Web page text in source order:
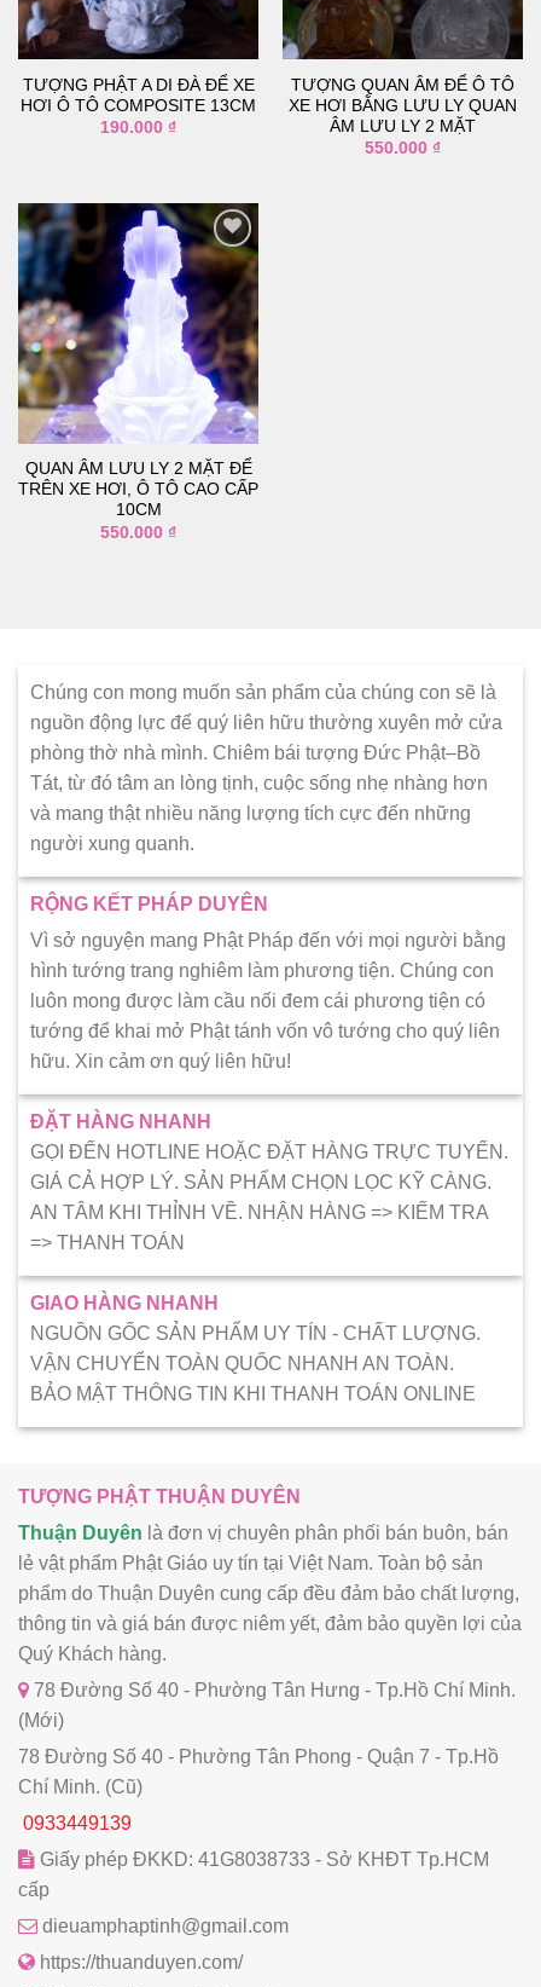
thích
TƯỢNG PHẬT A DI ĐÀ ĐỂ XE
HƠI Ô TÔ COMPOSITE 13CM
190.000 ₫
thích
TƯỢNG QUAN ÂM ĐỂ Ô TÔ
XE HƠI BẰNG LƯU LY QUAN
ÂM LƯU LY 2 MẶT
550.000 ₫
Thêm
vào
danh
sách
yêu
thích
QUAN ÂM LƯU LY 2 MẶT ĐỂ
TRÊN XE HƠI, Ô TÔ CAO CẤP
10CM
550.000 ₫
Chúng con mong muốn sản phẩm của chúng con sẽ là
nguồn động lực để quý liên hữu thường xuyên mở cửa
phòng thờ nhà mình. Chiêm bái tượng Đức Phật–Bồ
Tát, từ đó tâm an lòng tịnh, cuộc sống nhẹ nhàng hơn
và mang thật nhiều năng lượng tích cực đến những
người xung quanh.
RỘNG KẾT PHÁP DUYÊN
Vì sở nguyện mang Phật Pháp đến với mọi người bằng
hình tướng trang nghiêm làm phương tiện. Chúng con
luôn mong được làm cầu nối đem cái phương tiện có
tướng để khai mở Phật tánh vốn vô tướng cho quý liên
hữu. Xin cảm ơn quý liên hữu!
ĐẶT HÀNG NHANH
GỌI ĐẾN HOTLINE HOẶC ĐẶT HÀNG TRỰC TUYẾN.
GIÁ CẢ HỢP LÝ. SẢN PHẨM CHỌN LỌC KỸ CÀNG.
AN TÂM KHI THỈNH VỀ. NHẬN HÀNG => KIẾM TRA
=> THANH TOÁN
GIAO HÀNG NHANH
NGUỒN GỐC SẢN PHẨM UY TÍN - CHẤT LƯỢNG.
VẬN CHUYỂN TOÀN QUỐC NHANH AN TOÀN.
BẢO MẬT THÔNG TIN KHI THANH TOÁN ONLINE
TƯỢNG PHẬT THUẬN DUYÊN
Thuận Duyên là đơn vị chuyên phân phối bán buôn, bán
lẻ vật phẩm Phật Giáo uy tín tại Việt Nam. Toàn bộ sản
phẩm do Thuận Duyên cung cấp đều đảm bảo chất lượng,
thông tin và giá bán được niêm yết, đảm bảo quyền lợi của
Quý Khách hàng.
78 Đường Số 40 - Phường Tân Hưng - Tp.Hồ Chí Minh.
(Mới)
78 Đường Số 40 - Phường Tân Phong - Quận 7 - Tp.Hồ
Chí Minh. (Cũ)
0933449139
Giấy phép ĐKKD: 41G8038733 - Sở KHĐT Tp.HCM
cấp
dieuamphaptinh@gmail.com
https://thuanduyen.com/